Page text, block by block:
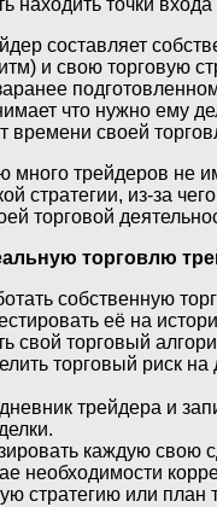
находить точки
составляет
и свою торговую
что нужно ему
времени своей
много трейдеров не
стратегии, из-за
торговой
торговлю
собственную
её на
свой торговый
торговый риск на
трейдера и
каждую свою
необходимости
стратегию или план